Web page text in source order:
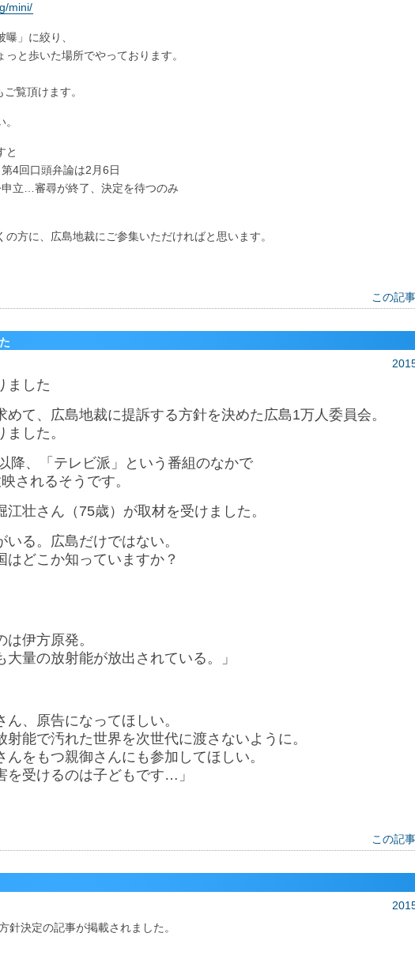
mini/
」に絞り、
と歩いた場所でやっております。
覧頂けます。
と
4回口頭弁論は2月6日
立…審尋が終了、決定を待つのみ
方に、広島地裁にご参集いただければと思います。
この記
ました
て、広島地裁に提訴する方針を決めた広島1万人委員会。
した。
降、「テレビ派」という番組のなかで
されるそうです。
壮さん（75歳）が取材を受けました。
いる。広島だけではない。
どこか知っていますか？
は伊方原発。
量の放射能が放出されている。」
ん、原告になってほしい。
能で汚れた世界を次世代に渡さないように。
をもつ親御さんにも参加してほしい。
受けるのは子どもです…」
この記
針決定の記事が掲載されました。